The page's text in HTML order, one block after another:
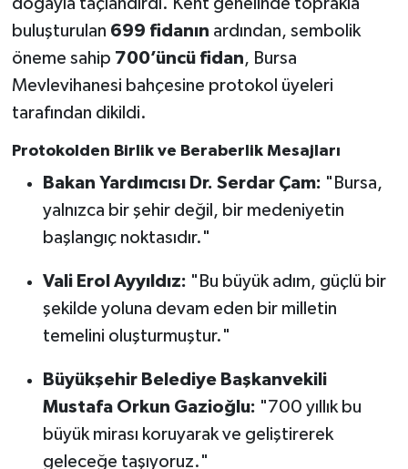
buluşturulan 699 fidanın ardından, sembolik
öneme sahip 700’üncü fidan, Bursa
Mevlevihanesi bahçesine protokol üyeleri
tarafından dikildi.
Protokolden Birlik ve Beraberlik Mesajları
Bakan Yardımcısı Dr. Serdar Çam: "Bursa,
yalnızca bir şehir değil, bir medeniyetin
başlangıç noktasıdır."
Vali Erol Ayyıldız: "Bu büyük adım, güçlü bir
şekilde yoluna devam eden bir milletin
temelini oluşturmuştur."
Büyükşehir Belediye Başkanvekili
Mustafa Orkun Gazioğlu: "700 yıllık bu
büyük mirası koruyarak ve geliştirerek
geleceğe taşıyoruz."